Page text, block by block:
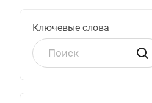
Ключевые слова